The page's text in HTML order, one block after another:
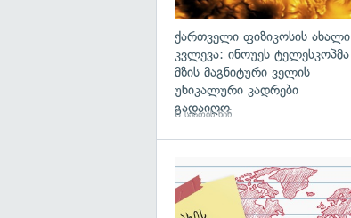
ქართველი ფიზიკოსის ახალი
კვლევა: ინოუეს ტელესკოპმა
მზის მაგნიტური ველის
უნიკალური კადრები
გადაიღო
6 საათის წინ